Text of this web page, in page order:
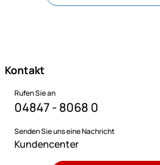
Kontakt
Rufen Sie an
04847 - 8068 0
Senden Sie uns eine Nachricht
Kundencenter